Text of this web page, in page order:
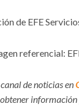
de EFE
referencial:
de noticias en